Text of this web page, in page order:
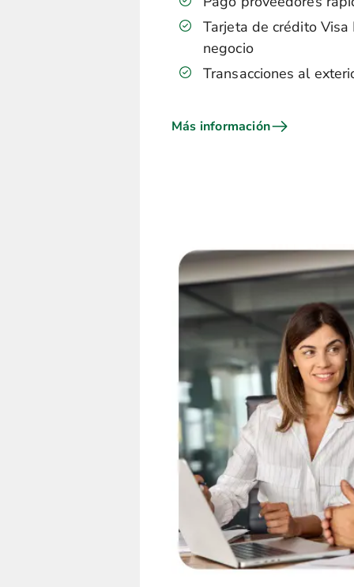
Tarjeta de crédito
negocio
Transacciones al
Más información